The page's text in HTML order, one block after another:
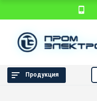
Продукция